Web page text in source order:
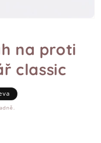
na proti
classic